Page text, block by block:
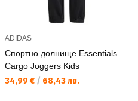
ADIDAS
Спортно долнище Essentials
Cargo Joggers Kids
Текуща цена:
34,99 € / 68,43 лв.